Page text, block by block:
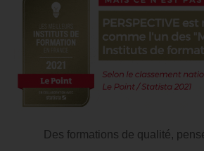
Des formations de qualité,